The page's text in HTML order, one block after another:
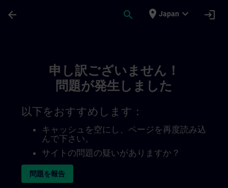
arrow_back search place Japan expand_more login
申し訳ございません！
問題が発生しました
以下をおすすめします：
キャッシュを空にし、ページを再度読み込
んで下さい。
サイトの問題の疑いがありますか？
問題を報告